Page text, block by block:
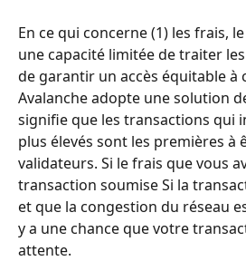
En ce qui concerne (1) les frais,
une capacité limitée de traiter
de garantir un accès équitable à
Avalanche adopte une solution
signifie que les transactions qui
plus élevés sont les premières à
validateurs. Si le frais que vous
transaction soumise Si la
et que la congestion du réseau
y a une chance que votre
attente.